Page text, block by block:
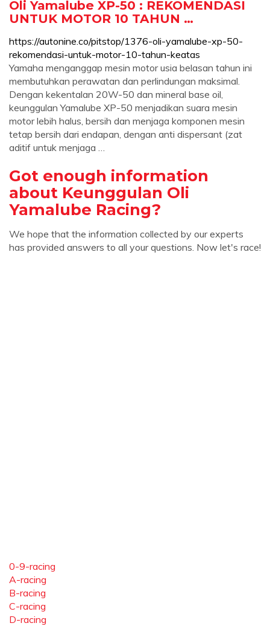
Oli Yamalube XP-50 : REKOMENDASI
UNTUK MOTOR 10 TAHUN …
https://autonine.co/pitstop/1376-oli-yamalube-xp-50-
rekomendasi-untuk-motor-10-tahun-keatas
Yamaha menganggap mesin motor usia belasan tahun ini
membutuhkan perawatan dan perlindungan maksimal.
Dengan kekentalan 20W-50 dan mineral base oil,
keunggulan Yamalube XP-50 menjadikan suara mesin
motor lebih halus, bersih dan menjaga komponen mesin
tetap bersih dari endapan, dengan anti dispersant (zat
aditif untuk menjaga …
Got enough information
about Keunggulan Oli
Yamalube Racing?
We hope that the information collected by our experts
has provided answers to all your questions. Now let's race!
0-9-racing
A-racing
B-racing
C-racing
D-racing